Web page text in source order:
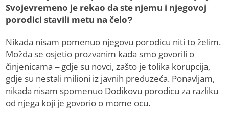
Svojevremeno je rekao da ste njemu i njegovoj
porodici stavili metu na čelo?
Nikada nisam pomenuo njegovu porodicu niti to želim.
Možda se osjetio prozvanim kada smo govorili o
činjenicama – gdje su novci, zašto je tolika korupcija,
gdje su nestali milioni iz javnih preduzeća. Ponavljam,
nikada nisam spomenuo Dodikovu porodicu za razliku
od njega koji je govorio o mome ocu.